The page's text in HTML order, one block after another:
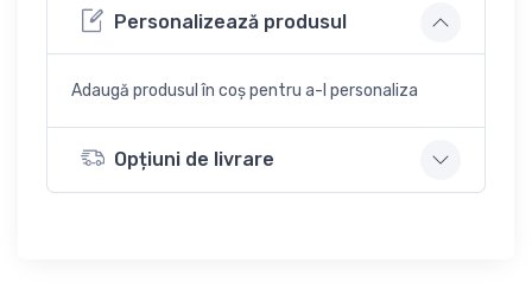
Personalizează produsul
Adaugă produsul în coș pentru a-l personaliza
Opțiuni de livrare